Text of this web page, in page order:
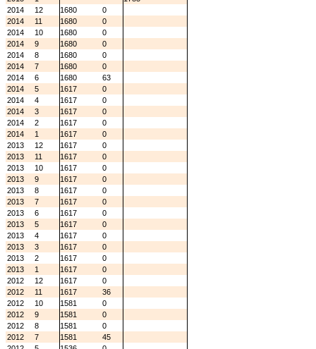
2014
12 1680
0
2014
11 1680
0
2014
10 1680
0
2014
9 1680
0
2014
8 1680
0
2014
7 1680
0
2014
6 1680
63
2014
5 1617
0
2014
4 1617
0
2014
3 1617
0
2014
2 1617
0
2014
1 1617
0
2013
12 1617
0
2013
11 1617
0
2013
10 1617
0
2013
9 1617
0
2013
8 1617
0
2013
7 1617
0
2013
6 1617
0
2013
5 1617
0
2013
4 1617
0
2013
3 1617
0
2013
2 1617
0
2013
1 1617
0
2012
12 1617
0
2012
11 1617
36
2012
10 1581
0
2012
9 1581
0
2012
8 1581
0
2012
7 1581
45